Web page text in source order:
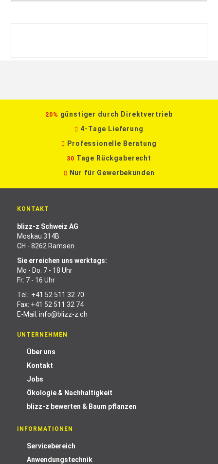
20% günstiger durch Direktvertrieb
4-Tage Lieferung
Professionelle Beratung
30 Tage Rückgaberecht
Nur für Gewerbekunden
KONTAKT
blizz-z Schweiz AG
Moskau 314B
CH - 8262 Ramsen
Sie erreichen uns werktags:
Mo - Do: 7 - 18 Uhr
Fr: 7 - 16 Uhr
Tel.: +41 52 511 32 70
Fax: +41 52 511 32 74
E-Mail: info@blizz-z.ch
UNTERNEHMEN
Über uns
Kontakt
Jobs
Ökologie & Nachhaltigkeit
blizz-z bewerten & Baum pflanzen
INFORMATIONEN
Servicebereich
Anwendungstechnik